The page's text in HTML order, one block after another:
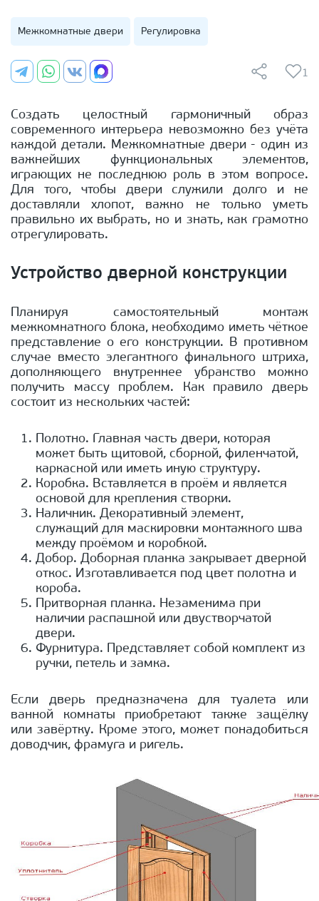
Межкомнатные двери Регулировка
1
Создать целостный гармоничный образ
современного интерьера невозможно без учёта
каждой детали. Межкомнатные двери - один из
важнейших функциональных элементов,
играющих не последнюю роль в этом вопросе.
Для того, чтобы двери служили долго и не
доставляли хлопот, важно не только уметь
правильно их выбрать, но и знать, как грамотно
отрегулировать.
Устройство дверной конструкции
Планируя самостоятельный монтаж
межкомнатного блока, необходимо иметь чёткое
представление о его конструкции. В противном
случае вместо элегантного финального штриха,
дополняющего внутреннее убранство можно
получить массу проблем. Как правило дверь
состоит из нескольких частей:
Полотно. Главная часть двери, которая
может быть щитовой, сборной, филенчатой,
каркасной или иметь иную структуру.
Коробка. Вставляется в проём и является
основой для крепления створки.
Наличник. Декоративный элемент,
служащий для маскировки монтажного шва
между проёмом и коробкой.
Добор. Доборная планка закрывает дверной
откос. Изготавливается под цвет полотна и
короба.
Притворная планка. Незаменима при
наличии распашной или двустворчатой
двери.
Фурнитура. Представляет собой комплект из
ручки, петель и замка.
Если дверь предназначена для туалета или
ванной комнаты приобретают также защёлку
или завёртку. Кроме этого, может понадобиться
доводчик, фрамуга и ригель.